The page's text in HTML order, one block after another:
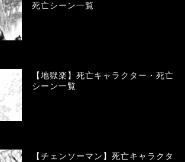
死亡シーン一覧
【地獄楽】死亡キャラクター・死亡
シーン一覧
【チェンソーマン】死亡キャラクタ